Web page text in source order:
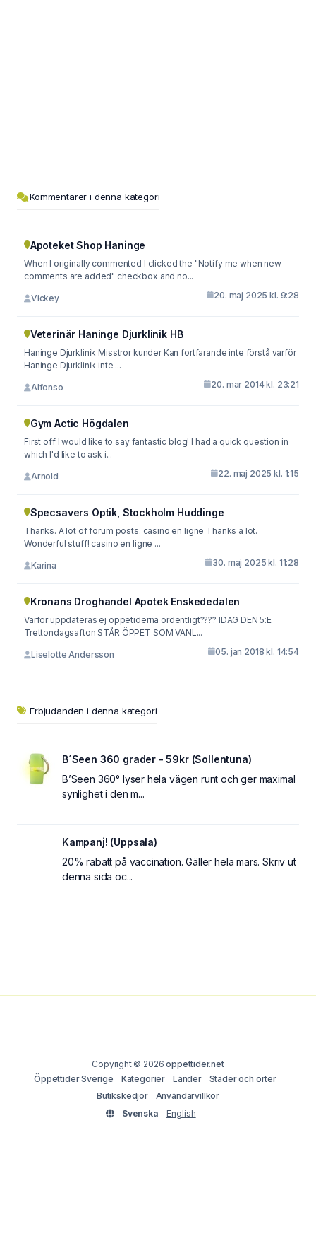
Kommentarer i denna kategori
Apoteket Shop Haninge
When I originally commented I clicked the "Notify me when new
comments are added" checkbox and no...
Vickey 20. maj 2025 kl. 9:28
Veterinär Haninge Djurklinik HB
Haninge Djurklinik Misstror kunder Kan fortfarande inte förstå varför
Haninge Djurklinik inte ...
Alfonso 20. mar 2014 kl. 23:21
Gym Actic Högdalen
First off I would like to say fantastic blog! I had a quick question in
which I'd like to ask i...
Arnold 22. maj 2025 kl. 1:15
Specsavers Optik, Stockholm Huddinge
Thanks. A lot of forum posts. casino en ligne Thanks a lot.
Wonderful stuff! casino en ligne ...
Karina 30. maj 2025 kl. 11:28
Kronans Droghandel Apotek Enskededalen
Varför uppdateras ej öppetiderna ordentligt???? IDAG DEN 5:E
Trettondagsafton STÅR ÖPPET SOM VANL...
Liselotte Andersson 05. jan 2018 kl. 14:54
Erbjudanden i denna kategori
B´Seen 360 grader - 59kr (Sollentuna)
B’Seen 360° lyser hela vägen runt och ger maximal
synlighet i den m...
Kampanj! (Uppsala)
20% rabatt på vaccination. Gäller hela mars. Skriv ut
denna sida oc...
Copyright © 2026oppettider.net
Öppettider Sverige
Kategorier Länder
Städer och orter
Butikskedjor
Användarvillkor
Svenska
English